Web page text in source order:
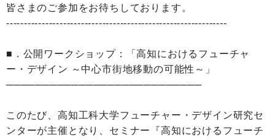
皆さまのご参加をお待ちしております。
--------------------------------------------------------------
■．公開ワークショップ：「高知におけるフューチャ
ー・デザイン ～中心市街地移動の可能性～」
───────────────────────────
このたび、高知工科大学フューチャー・デザイン研究セ
ンターが主催となり、セミナー『高知におけるフューチ